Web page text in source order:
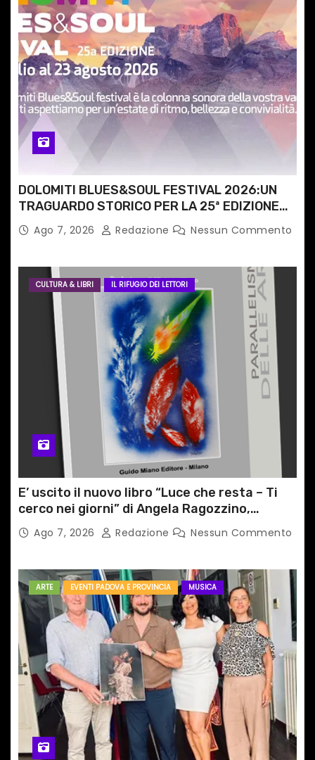
t
i
c
o
l
DOLOMITI BLUES&SOUL FESTIVAL 2026:UN
TRAGUARDO STORICO PER LA 25ª EDIZIONE
TRA LE CIME PATRIMONIO UNESCO
Ago 7, 2026 Redazione Nessun Commento
CULTURA & LIBRI IL RIFUGIO DEI LETTORI
E’ uscito il nuovo libro “Luce che resta – Ti
cerco nei giorni” di Angela Ragozzino,
medico primario di Capua
Ago 7, 2026 Redazione Nessun Commento
ARTE EVENTI PADOVA E PROVINCIA MUSICA